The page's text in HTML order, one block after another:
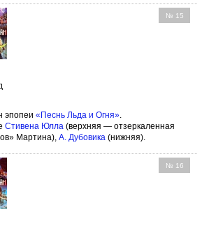
№ 15
эпопеи «Песнь Льда и Огня».
Стивена Юлла (верхняя — отзеркаленная
Мартина), А. Дубовика (нижняя).
№ 16